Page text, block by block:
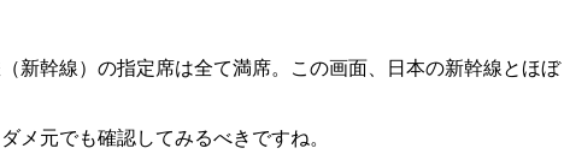
新幹線）の指定席は全て満席。この画面、日本の新幹線とほぼ
メ元でも確認してみるべきですね。